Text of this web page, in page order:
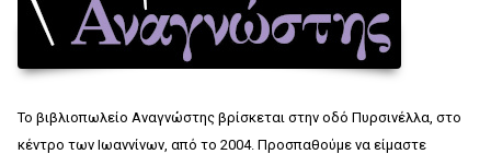
Το βιβλιοπωλείο Αναγνώστης βρίσκεται στην οδό Πυρσινέλλα, στο
κέντρο των Ιωαννίνων, από το 2004. Προσπαθούμε να είμαστε